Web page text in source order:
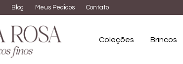
Blog Meus Pedidos Contato
Coleções Brincos